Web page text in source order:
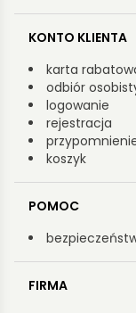
KONTO KLIENTA
karta
odbiór
logowanie
rejestracja
koszyk
POMOC
FIRMA